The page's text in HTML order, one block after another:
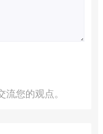
您的观点。